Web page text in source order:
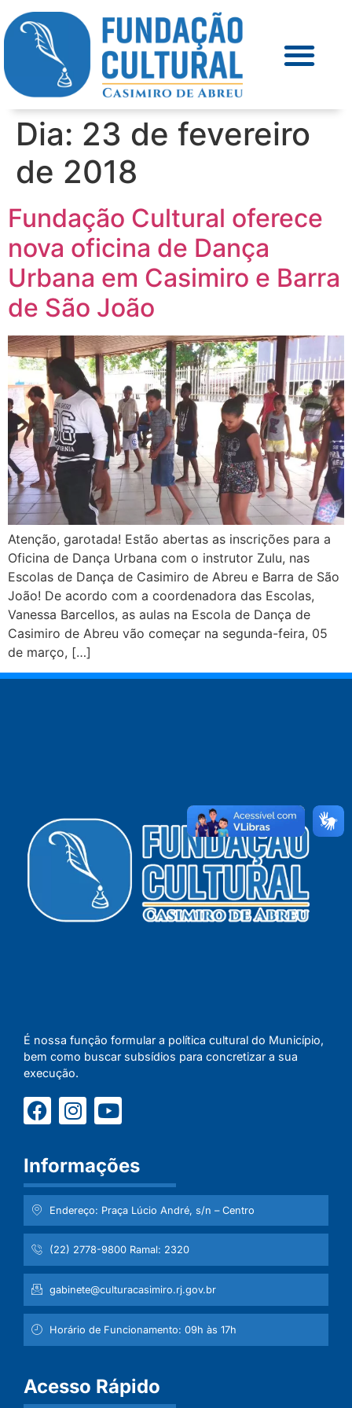
Dia: 23 de fevereiro
de 2018
Fundação Cultural oferece
nova oficina de Dança
Urbana em Casimiro e Barra
de São João
Atenção, garotada! Estão abertas as inscrições para a
Oficina de Dança Urbana com o instrutor Zulu, nas
Escolas de Dança de Casimiro de Abreu e Barra de São
João! De acordo com a coordenadora das Escolas,
Vanessa Barcellos, as aulas na Escola de Dança de
Casimiro de Abreu vão começar na segunda-feira, 05
de março, […]
É nossa função formular a política cultural do Município,
bem como buscar subsídios para concretizar a sua
execução.
Informações
Endereço: Praça Lúcio André, s/n – Centro
(22) 2778-9800 Ramal: 2320
gabinete@culturacasimiro.rj.gov.br
Horário de Funcionamento: 09h às 17h
Acesso Rápido